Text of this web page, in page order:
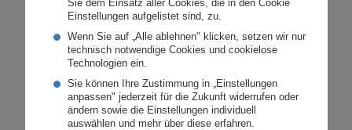
Sie dem Einsatz aller Cookies, die in den Cookie
Einstellungen aufgelistet sind, zu.
Wenn Sie auf „Alle ablehnen" klicken, setzen wir nur
technisch notwendige Cookies und cookielose
Technologien ein.
Sie können Ihre Zustimmung in „Einstellungen
anpassen" jederzeit für die Zukunft widerrufen oder
ändern sowie die Einstellungen individuell
auswählen und mehr über diese erfahren.
Presse